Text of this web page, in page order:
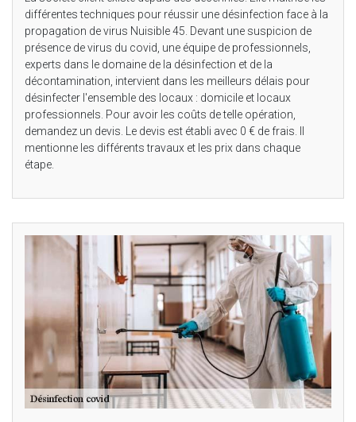
différentes techniques pour réussir une désinfection face à la
propagation de virus Nuisible 45. Devant une suspicion de
présence de virus du covid, une équipe de professionnels,
experts dans le domaine de la désinfection et de la
décontamination, intervient dans les meilleurs délais pour
désinfecter l'ensemble des locaux : domicile et locaux
professionnels. Pour avoir les coûts de telle opération,
demandez un devis. Le devis est établi avec 0 € de frais. Il
mentionne les différents travaux et les prix dans chaque
étape.